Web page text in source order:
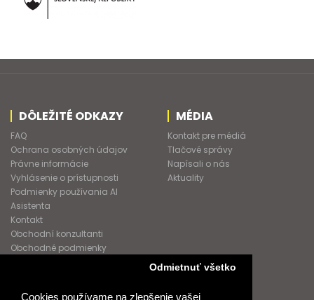
Cookies používame na zlepšenie vašej
Odmietnuť všetko
DÔLEŽITÉ ODKAZY
FAQ
Ochrana osobných údajov
Právne informácie
Vyhlásenie o prístupnosti
Podmienky používania AI
Asistenta
Kontakt
Obchodní konzultanti
Obchodné podmienky
MÉDIA
Kontakt pre médiá
Tlačové správy
Napísali o nás
Aktuality